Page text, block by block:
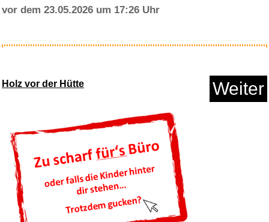
vor dem 23.05.2026 um 17:26 Uhr
Holz vor der Hütte Weiter